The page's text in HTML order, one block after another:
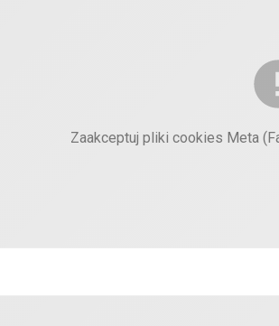
Zaakceptuj pliki cookies Meta